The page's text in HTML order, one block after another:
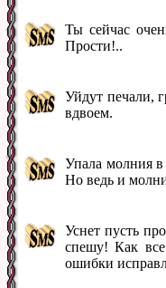
Ты сейчас
Прости!..
Уйдут печали,
вдвоем.
Упала молния в
Но ведь и
Уснет пусть
спешу! Как
ошибки